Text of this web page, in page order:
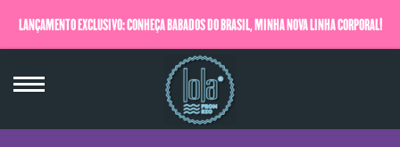
LANÇAMENTO EXCLUSIVO: CONHEÇA BABADOS DO BRASIL, MINHA NOVA LINHA CORPORAL!
QUERO SABER MAIS